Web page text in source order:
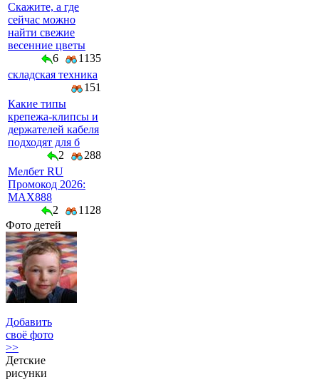
Скажите, а где
сейчас можно
найти свежие
весенние цветы
6
1135
складская техника
151
Какие типы
крепежа-клипсы и
держателей кабеля
подходят для б
2
288
Мелбет RU
Промокод 2026:
MAX888
2
1128
Фото детей
Добавить
своё фото
>>
Детские
рисунки